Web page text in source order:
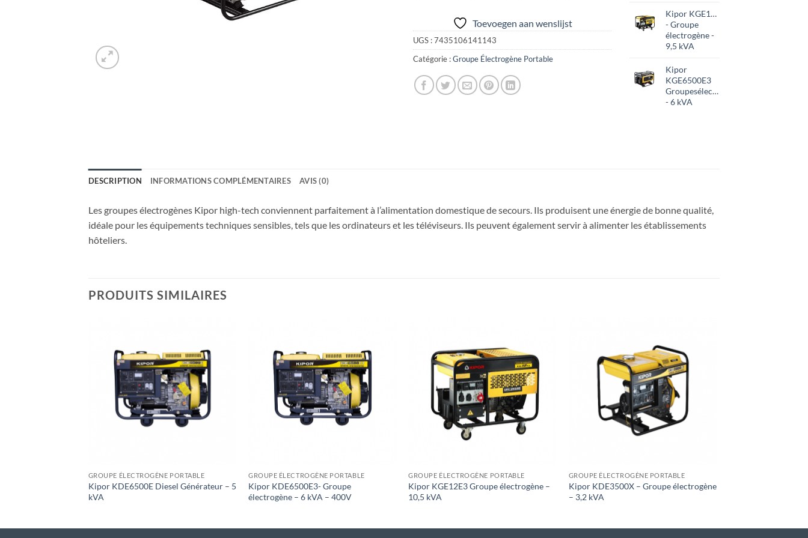
Toevoegen aan wenslijst
UGS :7435106141143
Catégorie :Groupe Électrogène Portable
Kipor KGE12E
- Groupe
électrogène -
9,5 kVA
Kipor
KGE6500E3
Groupesélectrogène
- 6 kVA
DESCRIPTION INFORMATIONS COMPLÉMENTAIRES AVIS (0)
Les groupes électrogènes Kipor high-tech conviennent parfaitement à l’alimentation domestique de secours. Ils produisent une énergie de bonne qualité,
idéale pour les équipements techniques sensibles, tels que les ordinateurs et les téléviseurs. Ils peuvent également servir à alimenter les établissements
hôteliers.
PRODUITS SIMILAIRES
Toevoegen
aan
wenslijst
GROUPE ÉLECTROGÈNE PORTABLE
Kipor KDE6500E Diesel Générateur – 5
kVA
Toevoegen
aan
wenslijst
GROUPE ÉLECTROGÈNE PORTABLE
Kipor KDE6500E3- Groupe
électrogène – 6 kVA – 400V
Toevoegen
aan
wenslijst
GROUPE ÉLECTROGÈNE PORTABLE
Kipor KGE12E3 Groupe électrogène –
10,5 kVA
Toevoegen
aan
wenslijst
GROUPE ÉLECTROGÈNE PORTABLE
Kipor KDE3500X – Groupe électrogène
– 3,2 kVA